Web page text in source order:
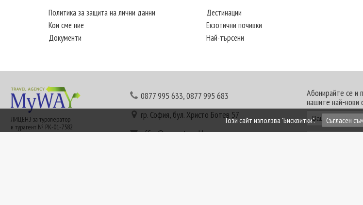
Политика за защита на лични данни
Кои сме ние
Документи
Дестинации
Екзотични почивки
Най-търсени
ЛИЦЕНЗ за туроператор
и турагент № РК-01-7582
0877 995 633,0877 995 683
гр. София, бул. Христо Ботев 57
office@mywaytravel.bg
Абонирайте се и
нашите най-нови
Този сайт използва "Бисквитки". Съгласен съм